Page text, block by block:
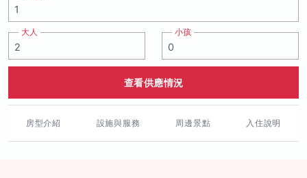
大人 小孩
查看供應情況
房型介紹 設施與服務 周邊景點 入住說明